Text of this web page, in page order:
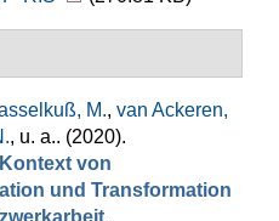
M., van Ackeren,
, u. a.. (2020).
von
und Transformation
.